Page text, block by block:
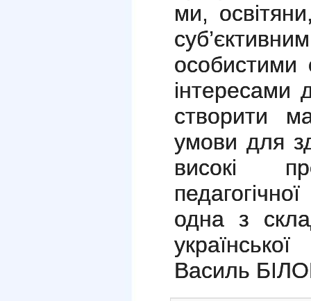
ми,
особистими
інтересами
створити
умови для
високі
одна з
Василь